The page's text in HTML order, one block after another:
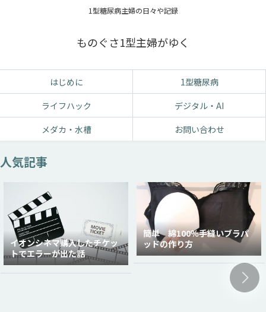
1型糖尿病主婦の日々や記録
ものぐさ1型主婦がゆく
はじめに
1型糖尿病
ライフハック
デジタル・AI
メダカ・水槽
お問い合わせ
人気記事
イオンシネマ購入したチケッ
トでエラーが出た話
簡単 綿100％手縫いブラパ
ッドの作り方